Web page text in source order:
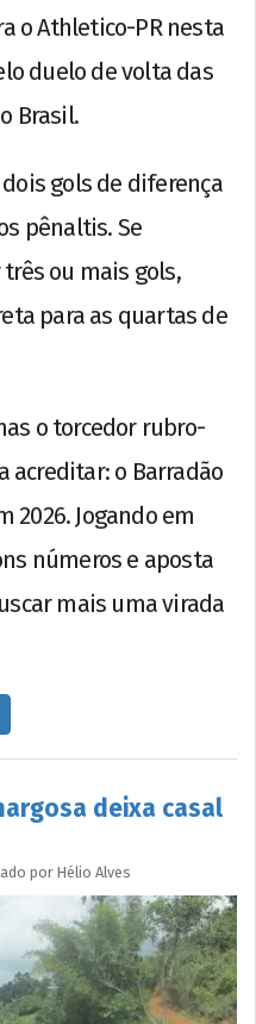
o Athletico-PR nesta
duelo de volta das
Brasil.
gols de diferença
pênaltis. Se
ou mais gols,
para as quartas de
o torcedor rubro-
acreditar: o Barradão
2026. Jogando em
números e aposta
mais uma virada
deixa casal
porHélio Alves